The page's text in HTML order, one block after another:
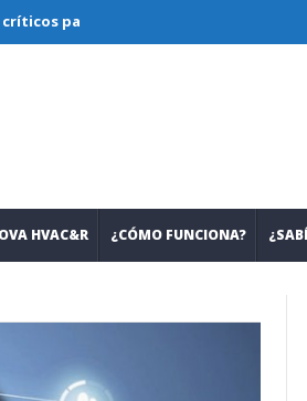
diseñar, seleccionar y operar
HVAC&R ¿CÓMO FUNCIONA?